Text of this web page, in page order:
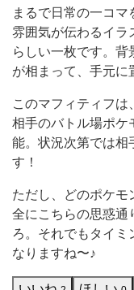
ま
る
で
日
常
の
一
マ
を
切
り
類をよく購
まるで日常の一コ
雰囲気が伝わるイラ
らしい一枚です。背
が相まって、手元に
このマフィティフは
相手のバトル場ポケ
能。状況次第では相
す！
ただし、どのポケモ
全にこちらの思惑通
ろ。それでもタイミ
なりますね〜♪